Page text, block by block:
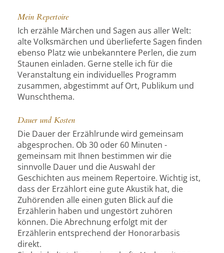
Mein Repertoire
Ich erzähle Märchen und Sagen aus aller Welt:
alte Volksmärchen und überlieferte Sagen finden
ebenso Platz wie unbekanntere Perlen, die zum
Staunen einladen. Gerne stelle ich für die
Veranstaltung ein individuelles Programm
zusammen, abgestimmt auf Ort, Publikum und
Wunschthema.
Dauer und Kosten
Die Dauer der Erzählrunde wird gemeinsam
abgesprochen. Ob 30 oder 60 Minuten -
gemeinsam mit Ihnen bestimmen wir die
sinnvolle Dauer und die Auswahl der
Geschichten aus meinem Repertoire. Wichtig ist,
dass der Erzählort eine gute Akustik hat, die
Zuhörenden alle einen guten Blick auf die
Erzählerin haben und ungestört zuhören
können. Die Abrechnung erfolgt mit der
Erzählerin entsprechend der Honorarbasis
direkt.